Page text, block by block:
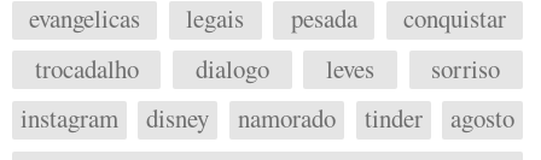
evangelicas
legais pesada
conquistar
trocadalho
dialogo leves
sorriso
instagram
disney namorado tinder
agosto